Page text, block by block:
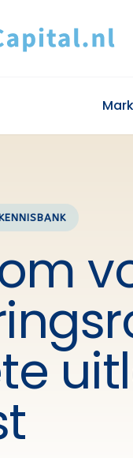
KENNISBANK